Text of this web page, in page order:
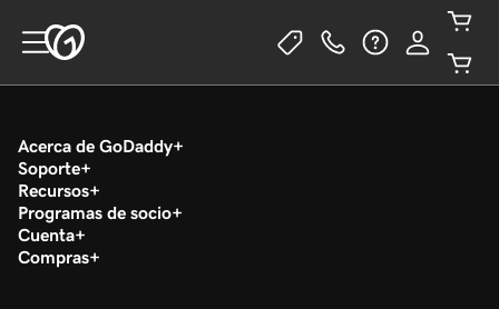
Acerca de GoDaddy
Soporte
Recursos
Programas de socio
Cuenta
Compras